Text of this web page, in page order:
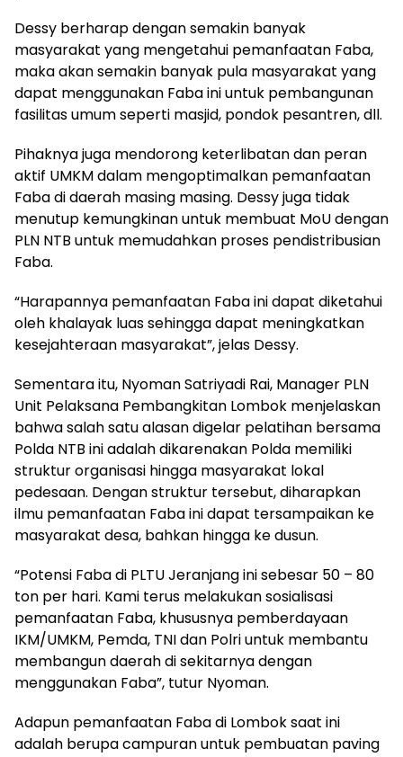
Dessy berharap dengan semakin banyak
masyarakat yang mengetahui pemanfaatan Faba,
maka akan semakin banyak pula masyarakat yang
dapat menggunakan Faba ini untuk pembangunan
fasilitas umum seperti masjid, pondok pesantren, dll.
Pihaknya juga mendorong keterlibatan dan peran
aktif UMKM dalam mengoptimalkan pemanfaatan
Faba di daerah masing masing. Dessy juga tidak
menutup kemungkinan untuk membuat MoU dengan
PLN NTB untuk memudahkan proses pendistribusian
Faba.
“Harapannya pemanfaatan Faba ini dapat diketahui
oleh khalayak luas sehingga dapat meningkatkan
kesejahteraan masyarakat”, jelas Dessy.
Sementara itu, Nyoman Satriyadi Rai, Manager PLN
Unit Pelaksana Pembangkitan Lombok menjelaskan
bahwa salah satu alasan digelar pelatihan bersama
Polda NTB ini adalah dikarenakan Polda memiliki
struktur organisasi hingga masyarakat lokal
pedesaan. Dengan struktur tersebut, diharapkan
ilmu pemanfaatan Faba ini dapat tersampaikan ke
masyarakat desa, bahkan hingga ke dusun.
“Potensi Faba di PLTU Jeranjang ini sebesar 50 – 80
ton per hari. Kami terus melakukan sosialisasi
pemanfaatan Faba, khususnya pemberdayaan
IKM/UMKM, Pemda, TNI dan Polri untuk membantu
membangun daerah di sekitarnya dengan
menggunakan Faba”, tutur Nyoman.
Adapun pemanfaatan Faba di Lombok saat ini
adalah berupa campuran untuk pembuatan paving